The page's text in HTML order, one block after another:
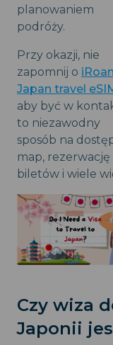
planowaniem
podróży.
Przy okazji, nie
zapomnij o
Japan travel
aby być w
to niezawodny
sposób na
map, rezerwację
biletów i wiele
Czy wiza
Japonii